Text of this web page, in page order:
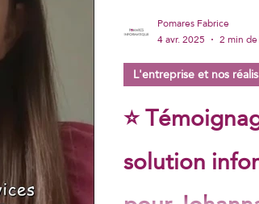
⭐
solution
L'entreprise et nos
Pomares Fabrice
4 avr. 2025
2 min